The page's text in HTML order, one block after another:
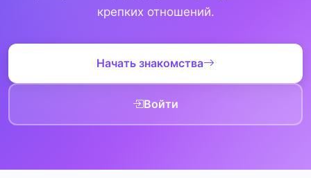
крепких отношений.
Начать знакомства
Войти